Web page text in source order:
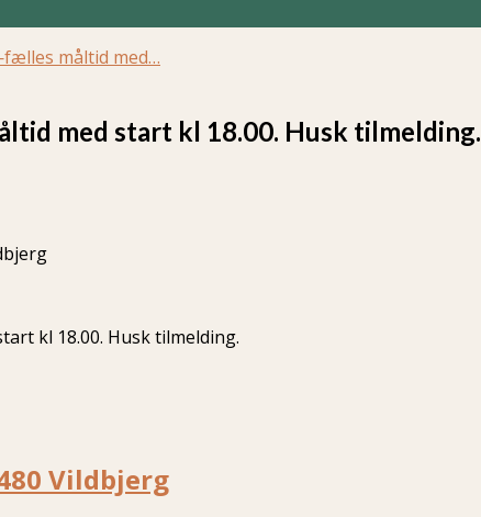
måltid med…
med start kl 18.00. Husk tilmelding.
kl 18.00. Husk tilmelding.
Vildbjerg